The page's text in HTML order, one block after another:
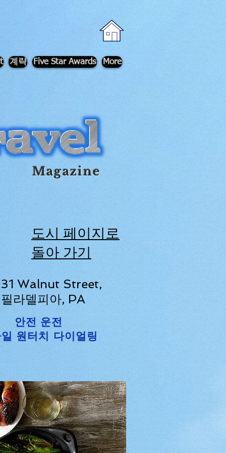
계략 Five Star Awards More
Magazine
안전 운전
원터치 다이얼링
도시 페이지로
돌아 가기
Walnut Street,
필라델피아, PA